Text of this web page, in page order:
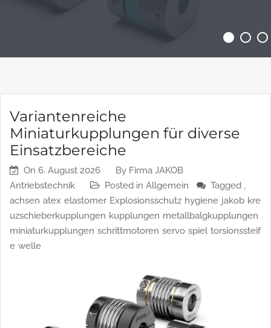
Variantenreiche
Miniaturkupplungen für diverse
Einsatzbereiche
On6. August 2026 ByFirma JAKOB
Antriebstechnik
Posted inAllgemein
Tagged ,
achsen atex elastomer Explosionsschutz hygiene jakob kre
uzschieberkupplungen